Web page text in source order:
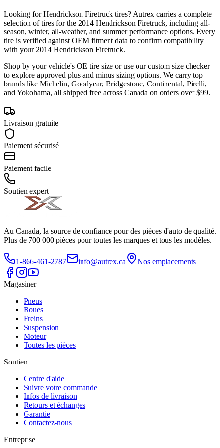
Looking forHendrickson Firetruck tires? Autrex carries a complete
selection of tires for the 2014 Hendrickson Firetruck, including all-
season, winter, all-weather, and summer performance options. Every
tire is verified against OEM fitment data to confirm compatibility
with your 2014 Hendrickson Firetruck.
Shop by your vehicle's OE tire size or use our custom size checker
to explore approved plus and minus sizing options. We carry top
brands like Michelin, Goodyear, Bridgestone, Continental, Pirelli,
and Yokohama, all shipped free across Canada on orders over $99.
Livraison gratuite
Paiement sécurisé
Paiement facile
Soutien expert
Au Canada, la source de confiance pour des pièces d'auto de qualité.
Plus de 700 000 pièces pour toutes les marques et tous les modèles.
1-866-461-2787 info@autrex.ca Nos emplacements
Magasiner
Pneus
Roues
Freins
Suspension
Moteur
Toutes les pièces
Soutien
Centre d'aide
Suivre votre commande
Infos de livraison
Retours et échanges
Garantie
Contactez-nous
Entreprise